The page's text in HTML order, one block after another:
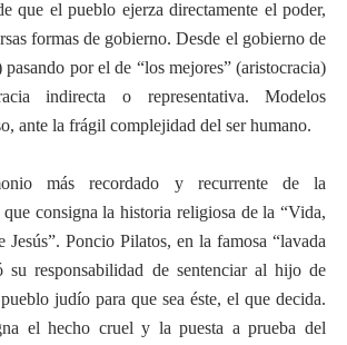
que el pueblo ejerza directamente el poder,
formas de gobierno. Desde el gobierno de
por el de “los mejores” (aristocracia)
indirecta o representativa. Modelos
ante la frágil complejidad del ser humano.
más recordado y recurrente de la
que consigna la historia religiosa de la “Vida,
Jesús”. Poncio Pilatos, en la famosa “lavada
su responsabilidad de sentenciar al hijo de
judío para que sea éste, el que decida.
el hecho cruel y la puesta a prueba del